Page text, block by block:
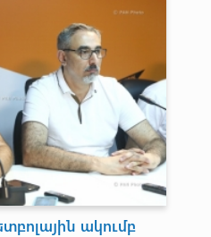
ակումբ